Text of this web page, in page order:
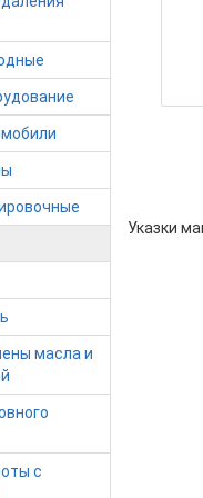
масла и
с
Указки